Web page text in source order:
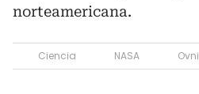
norteamericana.
Ciencia NASA Ovni